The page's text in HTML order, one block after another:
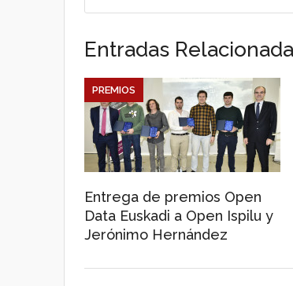
Entradas
Entrega de premios Open
Data Euskadi a Open Ispilu y
Jerónimo Hernández
PREMIOS